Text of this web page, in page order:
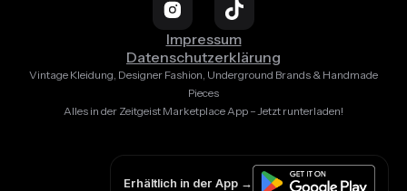
Impressum
Datenschutzerklärung
Vintage Kleidung, Designer Fashion, Underground Brands & Handmade
Pieces
Alles in der Zeitgeist Marketplace App – Jetzt runterladen!
Erhältlich in der App →